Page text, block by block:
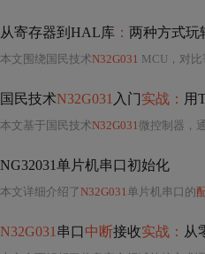
从寄存器到HAL库 ： 两种方式玩
本文围绕国民技术N32G031 MCU，对
国民技术N32G031 入门实战： 用
本文基于国民技术N32G031微控制器，
NG32031单片机串口初始化
本文详细介绍了N32G031单片机串口的
N32G031 串口 中断接收实战： 从